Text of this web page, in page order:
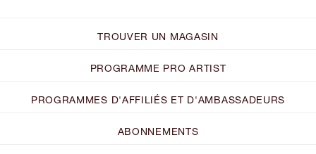
TROUVER UN MAGASIN
PROGRAMME PRO ARTIST
PROGRAMMES D'AFFILIÉS ET D'AMBASSADEURS
ABONNEMENTS